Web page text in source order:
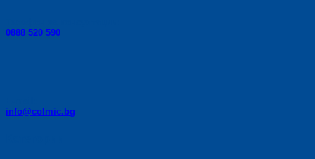
0888 520 590
info@colmic.bg